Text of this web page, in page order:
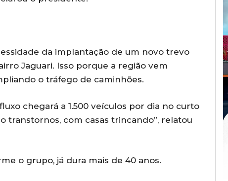
da implantação de um novo trevo
Jaguari. Isso porque a região vem
o tráfego de caminhões.
chegará a 1.500 veículos por dia no curto
transtornos, com casas trincando”, relatou
o grupo, já dura mais de 40 anos.